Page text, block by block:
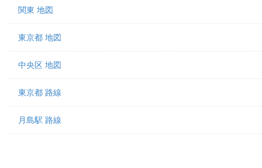
関東 地図
東京都 地図
中央区 地図
東京都 路線
月島駅 路線